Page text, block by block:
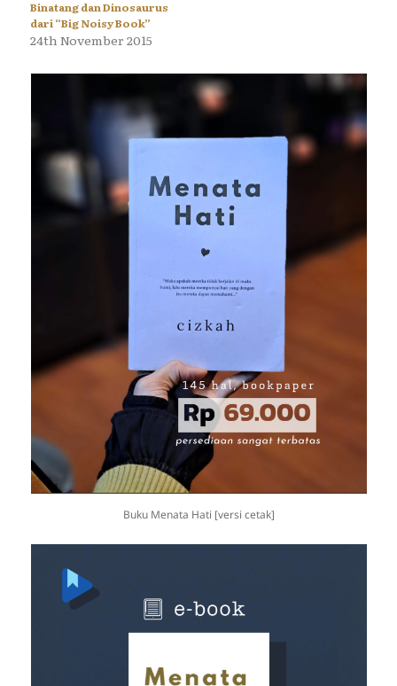
Binatang dan Dinosaurus
dari “Big Noisy Book”
24th November 2015
Buku Menata Hati [versi cetak]